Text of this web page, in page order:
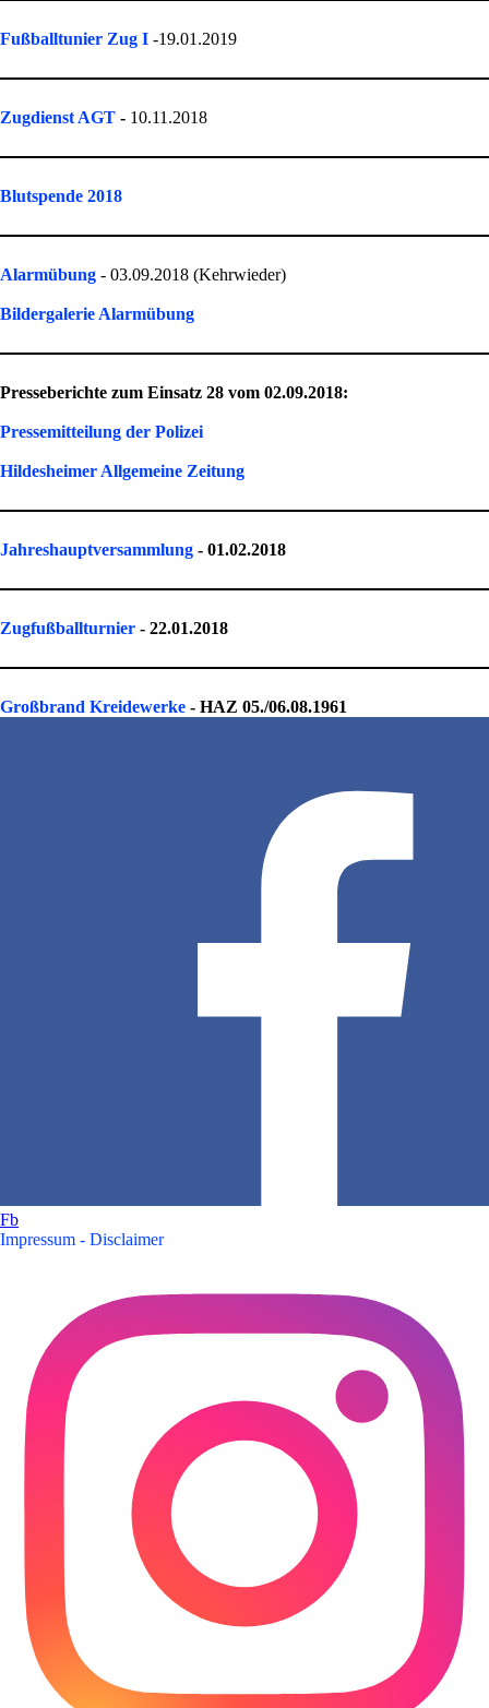
Fußballtunier Zug I -19.01.2019
Zugdienst AGT - 10.11.2018
Blutspende 2018
Alarmübung - 03.09.2018 (Kehrwieder)
Bildergalerie Alarmübung
Presseberichte zum Einsatz 28 vom 02.09.2018:
Pressemitteilung der Polizei
Hildesheimer Allgemeine Zeitung
Jahreshauptversammlung - 01.02.2018
Zugfußballturnier - 22.01.2018
Großbrand Kreidewerke - HAZ 05./06.08.1961
Fb
Impressum - Disclaimer